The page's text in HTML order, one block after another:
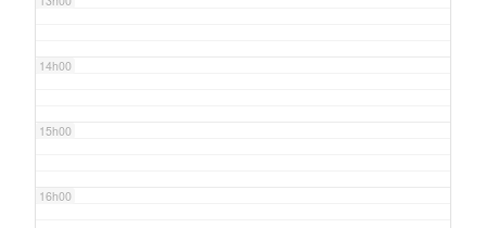
14h00
15h00
16h00